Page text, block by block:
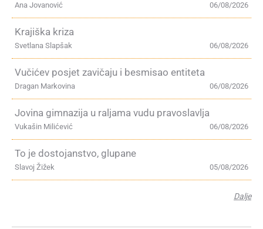
06/08/2026
Ana Jovanović
Krajiška kriza
06/08/2026
Svetlana Slapšak
Vučićev posjet zavičaju i besmisao entiteta
06/08/2026
Dragan Markovina
Jovina gimnazija u raljama vudu pravoslavlja
06/08/2026
Vukašin Milićević
To je dostojanstvo, glupane
05/08/2026
Slavoj Žižek
Dalje